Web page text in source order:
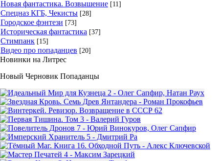
Новая фантастика. Возвышение [11]
Спецназ КГБ, Чекисты [28]
Городское фэнтези [73]
Историческая фантастика [37]
Стимпанк [15]
Видео про попаданцев [20]
Новинки на Литрес
Новый Черновик Попаданцы